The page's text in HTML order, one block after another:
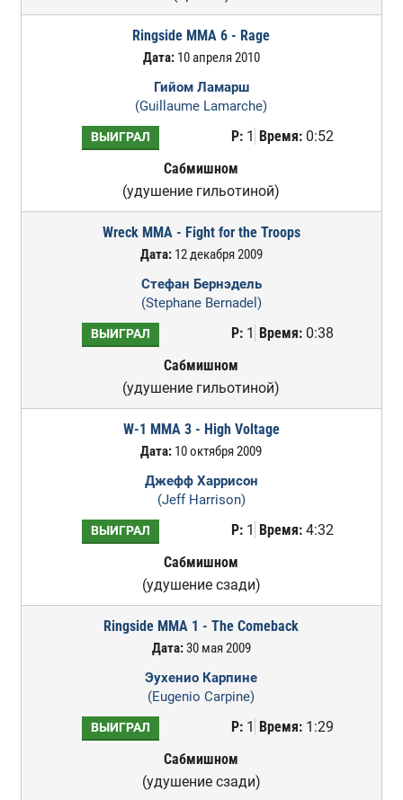
Ringside MMA 6 - Rage
Дата:10 апреля 2010
Гийом Ламарш
(Guillaume Lamarche)
ВЫИГРАЛ Р:1 Время:0:52
Сабмишном
(удушение гильотиной)
Wreck MMA - Fight for the Troops
Дата:12 декабря 2009
Стефан Бернэдель
(Stephane Bernadel)
ВЫИГРАЛ Р:1 Время:0:38
Сабмишном
(удушение гильотиной)
W-1 MMA 3 - High Voltage
Дата: 10 октября 2009
Джефф Харрисон
(Jeff Harrison)
ВЫИГРАЛ Р:1 Время:4:32
Сабмишном
(удушение сзади)
Ringside MMA 1 - The Comeback
Дата:30 мая 2009
Эухенио Карпине
(Eugenio Carpine)
ВЫИГРАЛ Р:1 Время:1:29
Сабмишном
(удушение сзади)